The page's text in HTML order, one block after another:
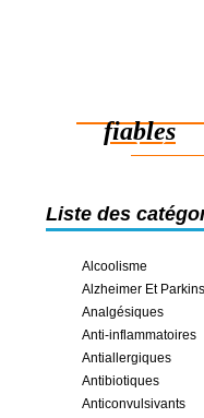
fiables
des
Liste des
Alcoolisme
Alzheimer Et
Analgésiques
Anti-inflammatoires
Antiallergiques
Antibiotiques
Anticonvulsivants